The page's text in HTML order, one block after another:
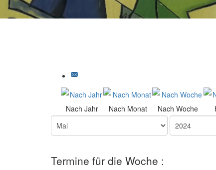
Nach Jahr Nach Monat Nach Woche
Termine für die Woche :